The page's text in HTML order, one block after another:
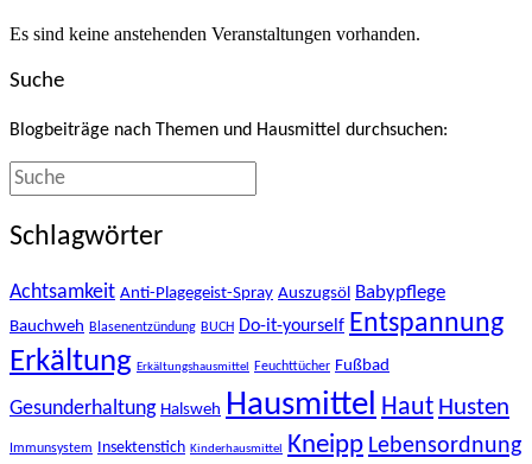
Es sind keine anstehenden Veranstaltungen vorhanden.
Suche
Blogbeiträge nach Themen und Hausmittel durchsuchen:
Schlagwörter
Achtsamkeit Anti-Plagegeist-Spray Auszugsöl Babypflege
Bauchweh Blasenentzündung BUCH Do-it-yourself Entspannung
Erkältung Erkältungshausmittel Feuchttücher Fußbad
Gesunderhaltung Halsweh Hausmittel Haut Husten
Immunsystem Insektenstich Kinderhausmittel Kneipp Lebensordnung